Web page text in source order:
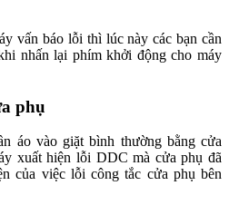
vấn báo lỗi thì lúc này các bạn cần
nhấn lại phím khởi động cho máy
phụ
áo vào giặt bình thường bằng cửa
xuất hiện lỗi DDC mà cửa phụ đã
của việc lỗi công tắc cửa phụ bên